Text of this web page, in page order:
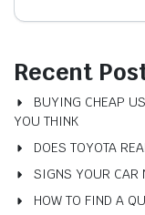
Recent
BUYING CHEAP
YOU THINK
DOES TOYOTA
SIGNS YOUR CAR
HOW TO FIND A